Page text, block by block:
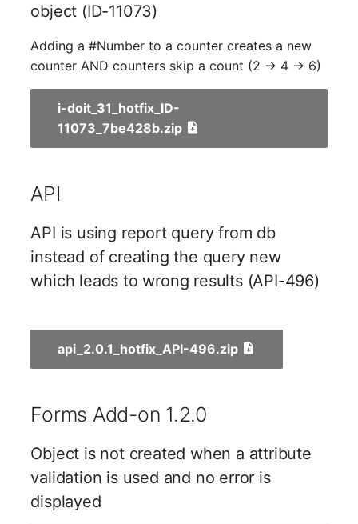
Version
Verwaltungsinstanz
Virtuelle Maschine
Virtuelle Maschine
Virtueller Host
Zertifikat
object (ID-11073)
Adding a #Number to a counter creates a new
counter AND counters skip a count (2 -> 4 -> 6)
i-doit_31_hotfix_ID-
11073_7be428b.zip
API
API is using report query from db
instead of creating the query new
which leads to wrong results (API-496)
api_2.0.1_hotfix_API-496.zip
Forms Add-on 1.2.0
Object is not created when a attribute
validation is used and no error is
displayed